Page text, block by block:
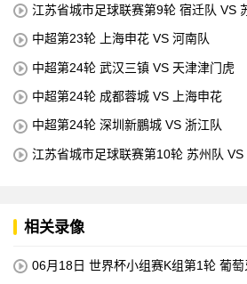
江苏省城市足球联赛第9轮 宿迁队 VS
中超第23轮 上海申花 VS 河南队
中超第24轮 武汉三镇 VS 天津津门虎
中超第24轮 成都蓉城 VS 上海申花
中超第24轮 深圳新鵬城 VS 浙江队
江苏省城市足球联赛第10轮 苏州队 VS
相关录像
06月18日 世界杯小组赛K组第1轮 葡萄